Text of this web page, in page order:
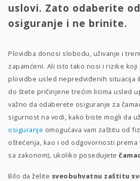
uslovi. Zato odaberite
osiguranje i ne brinite.
Plovidba donosi slobodu, uživanje i
zapamćeni. Ali isto tako nosi i rizike koji
plovidbe usled nepredviđenih situacija
do štete pričinjene trećim licima usled
važno da odaberete osiguranje za
sigurnost na vodi, kako biste mogli da
osiguranje omogućava vam zaštitu od
oštećenja, kao i od odgovornosti prema
sa zakonom), ukoliko posedujete
Bilo da želite sveobuhvatnu zaštitu